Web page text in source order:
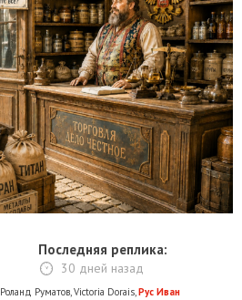
Последняя реплика:
30 дней назад
Роланд Руматов Victoria Dorais Рус Иван